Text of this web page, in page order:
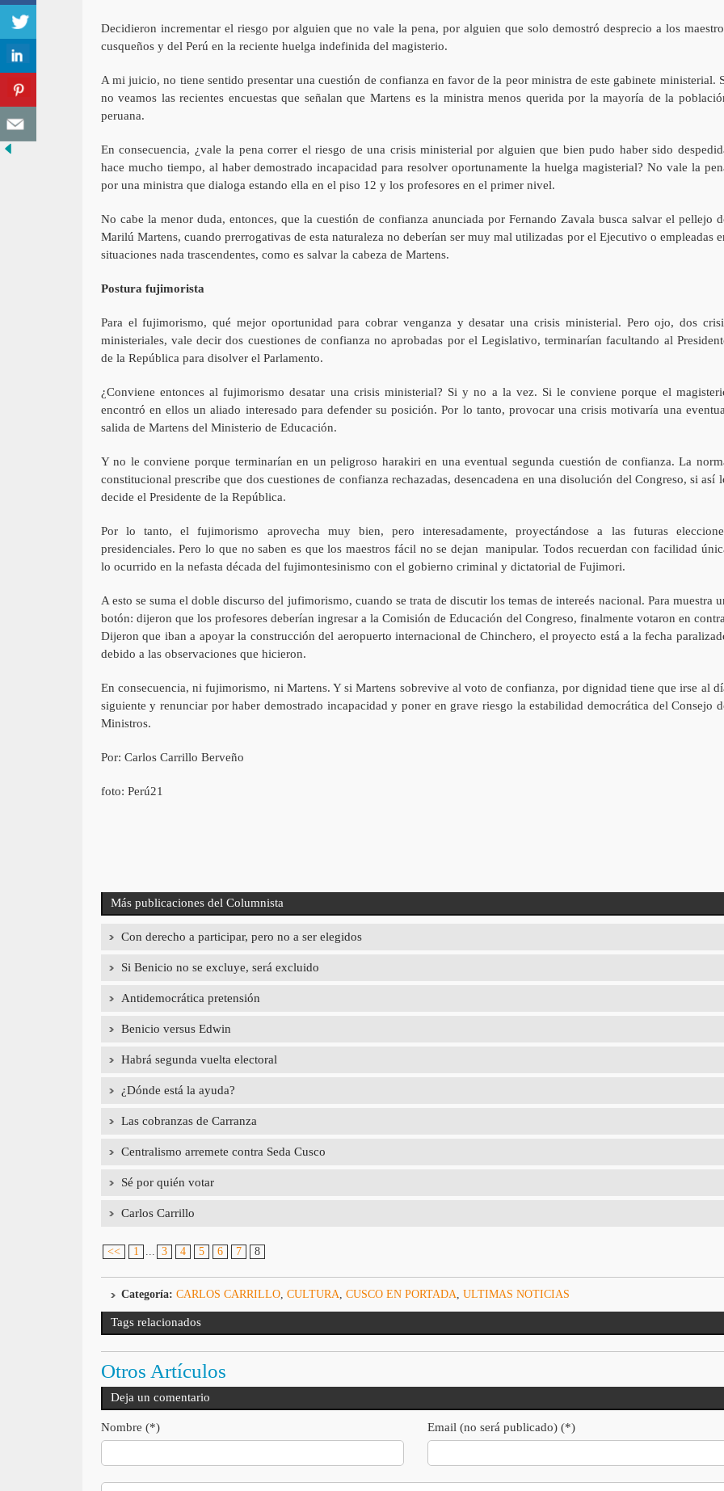
Decidieron incrementar el riesgo por alguien que no vale la pena, por alguien que solo demostró desprecio a los
cusqueños y del Perú en la reciente huelga indefinida del magisterio.
A mi juicio, no tiene sentido presentar una cuestión de confianza en favor de la peor ministra de este gabinete ministerial.
no veamos las recientes encuestas que señalan que Martens es la ministra menos querida por la mayoría de la
peruana.
En consecuencia, ¿vale la pena correr el riesgo de una crisis ministerial por alguien que bien pudo haber sido
hace mucho tiempo, al haber demostrado incapacidad para resolver oportunamente la huelga magisterial? No vale la
por una ministra que dialoga estando ella en el piso 12 y los profesores en el primer nivel.
No cabe la menor duda, entonces, que la cuestión de confianza anunciada por Fernando Zavala busca salvar el pellejo
Marilú Martens, cuando prerrogativas de esta naturaleza no deberían ser muy mal utilizadas por el Ejecutivo o empleadas
situaciones nada trascendentes, como es salvar la cabeza de Martens.
Postura fujimorista
Para el fujimorismo, qué mejor oportunidad para cobrar venganza y desatar una crisis ministerial. Pero ojo, dos
ministeriales, vale decir dos cuestiones de confianza no aprobadas por el Legislativo, terminarían facultando al
de la República para disolver el Parlamento.
¿Conviene entonces al fujimorismo desatar una crisis ministerial? Si y no a la vez. Si le conviene porque el
encontró en ellos un aliado interesado para defender su posición. Por lo tanto, provocar una crisis motivaría una
salida de Martens del Ministerio de Educación.
Y no le conviene porque terminarían en un peligroso harakiri en una eventual segunda cuestión de confianza. La
constitucional prescribe que dos cuestiones de confianza rechazadas, desencadena en una disolución del Congreso, si así
decide el Presidente de la República.
Por lo tanto, el fujimorismo aprovecha muy bien, pero interesadamente, proyectándose a las futuras
presidenciales. Pero lo que no saben es que los maestros fácil no se dejan manipular. Todos recuerdan con facilidad
lo ocurrido en la nefasta década del fujimontesinismo con el gobierno criminal y dictatorial de Fujimori.
A esto se suma el doble discurso del jufimorismo, cuando se trata de discutir los temas de intereés nacional. Para muestra
botón: dijeron que los profesores deberían ingresar a la Comisión de Educación del Congreso, finalmente votaron en
Dijeron que iban a apoyar la construcción del aeropuerto internacional de Chinchero, el proyecto está a la fecha
debido a las observaciones que hicieron.
En consecuencia, ni fujimorismo, ni Martens. Y si Martens sobrevive al voto de confianza, por dignidad tiene que irse al
siguiente y renunciar por haber demostrado incapacidad y poner en grave riesgo la estabilidad democrática del Consejo
Ministros.
Por: Carlos Carrillo Berveño
foto: Perú21
Más publicaciones del Columnista
Con derecho a participar, pero no a ser elegidos
Si Benicio no se excluye, será excluido
Antidemocrática pretensión
Benicio versus Edwin
Habrá segunda vuelta electoral
¿Dónde está la ayuda?
Las cobranzas de Carranza
Centralismo arremete contra Seda Cusco
Sé por quién votar
Carlos Carrillo
<< 1 3 4 5 6 7 8
Categoría: CARLOS CARRILLO, CULTURA CUSCO EN PORTADA ULTIMAS NOTICIAS
Tags relacionados
Otros Artículos
Deja un comentario
Nombre (*) Email (no será publicado) (*)